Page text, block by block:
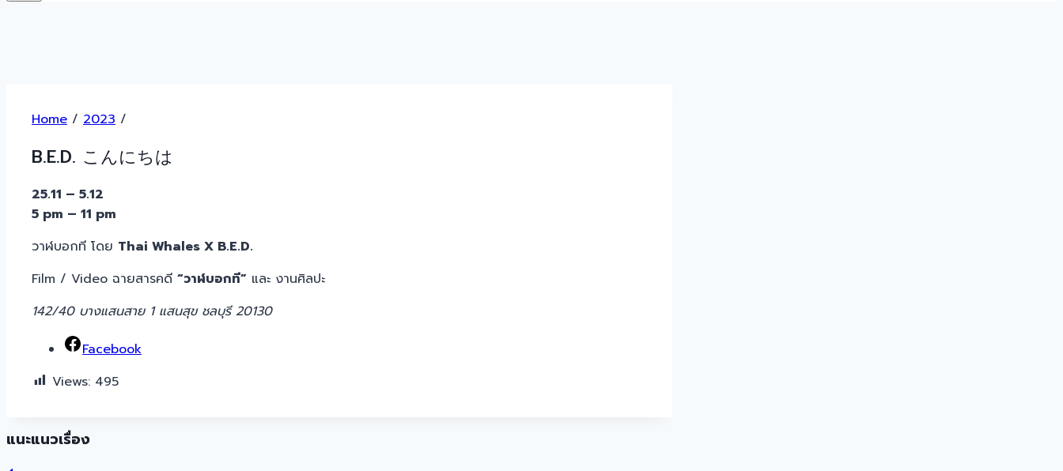
Home / 2023 /
B.E.D. こんにちは
25.11 – 5.12
5 pm – 11 pm
วาฬบอกที โดย Thai Whales X B.E.D.
Film / Video ฉายสารคดี “วาฬบอกที” และ งานศิลปะ
142/40 บางแสนสาย 1 แสนสุข ชลบุรี 20130
Facebook
Views: 495
แนะแนวเรื่อง